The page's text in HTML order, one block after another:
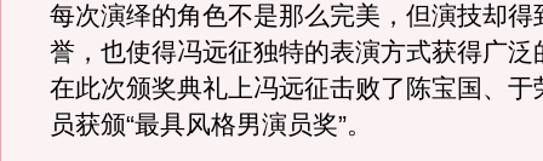
每次演绎的角色不是那么完美，但演技却得
誉，也使得冯远征独特的表演方式获得广泛
在此次颁奖典礼上冯远征击败了陈宝国、于
员获颁“最具风格男演员奖”。